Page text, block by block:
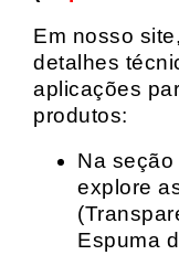
Em nosso
detalhes
aplicações
produtos:
Na seção
explore
Espuma